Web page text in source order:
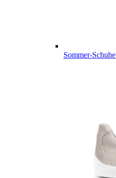
Sommer-Schuhe